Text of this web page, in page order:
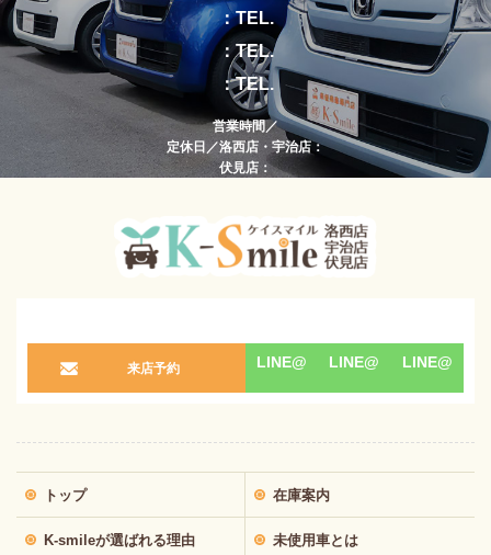
：TEL.
：TEL.
：TEL.
営業時間／
定休日／洛西店・宇治店：
伏見店：
来店予約 LINE@ LINE@ LINE@
トップ 在庫案内
K-smileが選ばれる理由 未使用車とは